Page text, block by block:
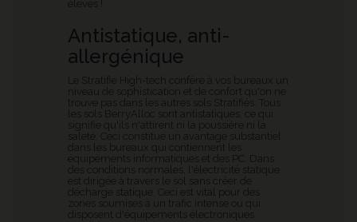
élevés !
Antistatique, anti-
allergénique
Le Stratifié High-tech confère à vos bureaux un
niveau de sophistication et de confort qu'on ne
trouve pas dans les autres sols Stratifiés. Tous
les sols BerryAlloc sont antistatiques, ce qui
signifie qu'ils n'attirent ni la poussière ni la
saleté. Ceci constitue un avantage substantiel
dans les bureaux qui contiennent les
équipements informatiques et des PC. Dans
des conditions normales, l'électricité statique
est dirigée à travers le sol sans créer de
décharge statique. Ceci est vital pour des
zones soumises à un trafic intense ou qui
disposent d'équipements électroniques